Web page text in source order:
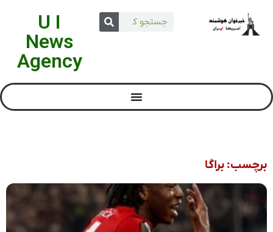
U I
News
Agency
برچسب: براگا